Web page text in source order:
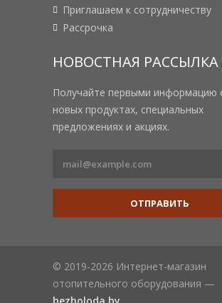
Приглашаем к сотрудничеству
Рассрочка
НОВОСТНАЯ РАССЫЛКА
Получайте первыми информацию
новых продуктах, специальных
предложениях и акциях.
ОТПРАВИТЬ
© 2019-2026 Интернет-магазин
отопительного оборудования —